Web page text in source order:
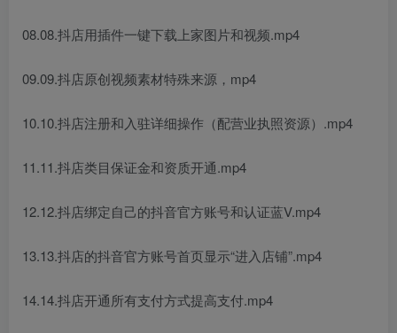
08.08.抖店用插件一键下载上家图片和视频.mp4
09.09.抖店原创视频素材特殊来源，mp4
10.10.抖店注册和入驻详细操作（配营业执照资源）.mp4
11.11.抖店类目保证金和资质开通.mp4
12.12.抖店绑定自己的抖音官方账号和认证蓝V.mp4
13.13.抖店的抖音官方账号首页显示“进入店铺”.mp4
14.14.抖店开通所有支付方式提高支付.mp4